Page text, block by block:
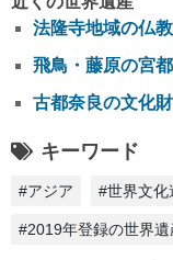
法隆寺地域の仏
飛鳥・藤原の宮都
古都奈良の文化財
キーワード
#アジア #世界文化
#2019年登録の世界遺